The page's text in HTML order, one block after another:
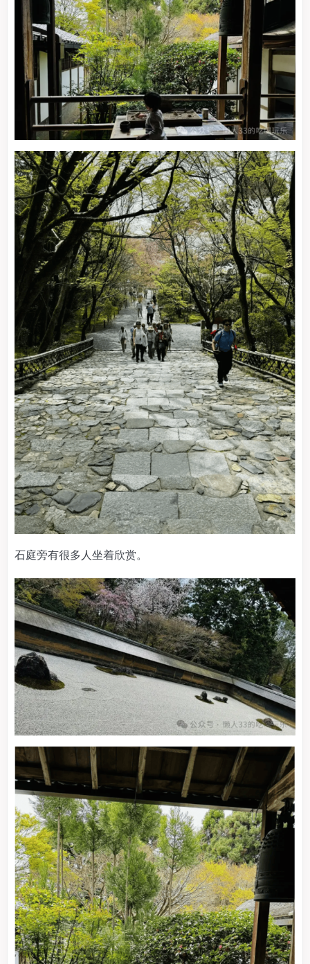
石庭旁有很多人坐着欣赏。